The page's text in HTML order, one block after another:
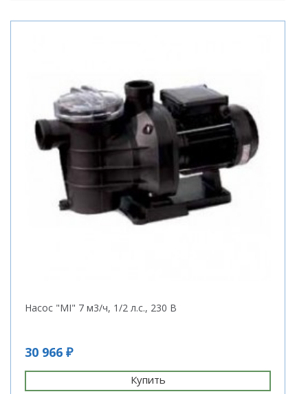
Насос "MI" 7 м3/ч, 1/2 л.с., 230 В
30 966 ₽
Купить